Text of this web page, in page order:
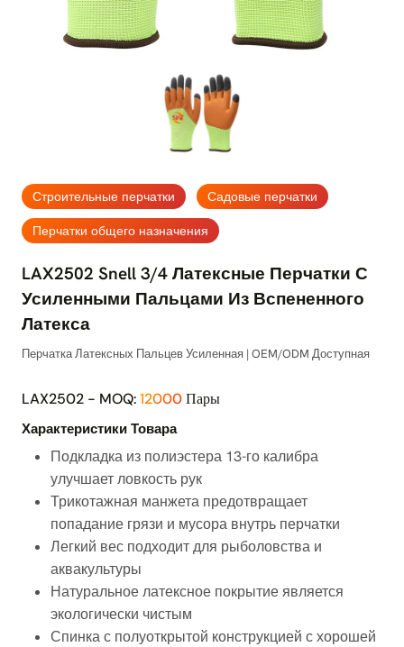
Строительные перчатки Садовые перчатки
Перчатки общего назначения
LAX2502 Snell 3/4 Латексные Перчатки С
Усиленными Пальцами Из Вспененного
Латекса
Перчатка Латексных Пальцев Усиленная | OEM/ODM Доступная
LAX2502 - MOQ:12000Пары
Характеристики Товара
Подкладка из полиэстера 13-го калибра
улучшает ловкость рук
Трикотажная манжета предотвращает
попадание грязи и мусора внутрь перчатки
Легкий вес подходит для рыболовства и
аквакультуры
Натуральное латексное покрытие является
экологически чистым
Спинка с полуоткрытой конструкцией с хорошей